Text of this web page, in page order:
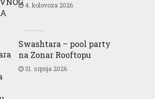
4. kolovoza 2026.
Swashtara – pool party
na Zonar Rooftopu
31. srpnja 2026.